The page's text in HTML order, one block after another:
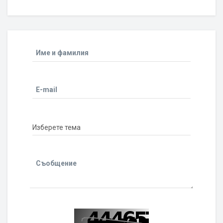
Име и фамилия
E-mail
Съобщение